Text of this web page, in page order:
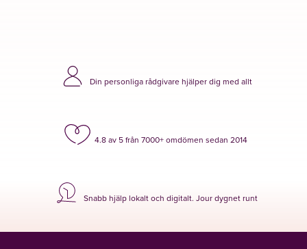
Din personliga rådgivare hjälper dig med allt
4.8 av 5 från 7000+ omdömen sedan 2014
Snabb hjälp lokalt och digitalt. Jour dygnet runt